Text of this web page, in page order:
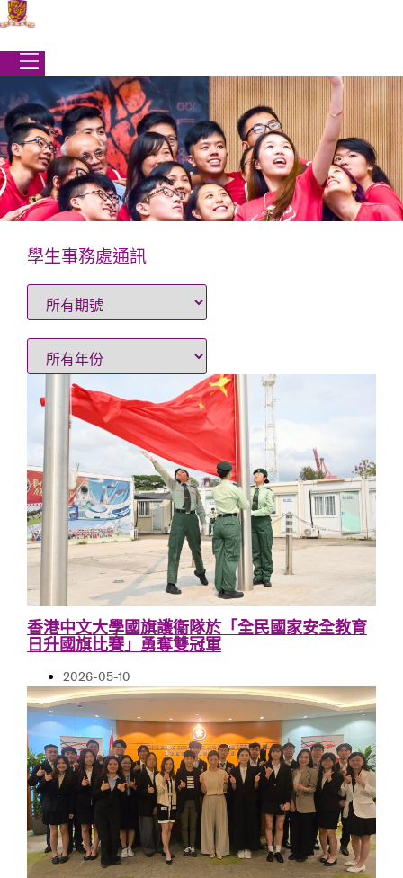
Skip
to
content
學生事務處
學生事務處通訊
學生事務處通訊
香港中文大學國旗護衞隊於「全民國家安全教育
日升國旗比賽」勇奪雙冠軍
2026-05-10